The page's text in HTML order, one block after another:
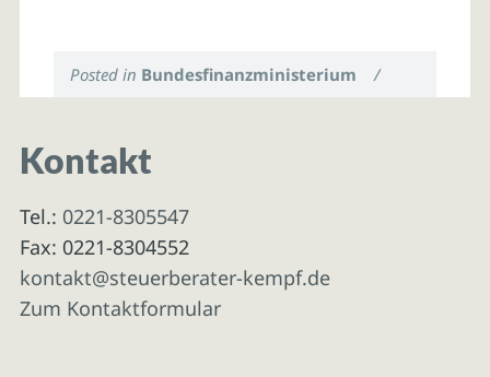
Posted in Bundesfinanzministerium /
Kontakt
Tel.: 0221-8305547
Fax: 0221-8304552
kontakt@steuerberater-kempf.de
Zum Kontaktformular